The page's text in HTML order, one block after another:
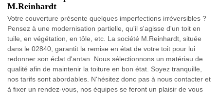
M.Reinhardt
Votre couverture présente quelques imperfections irréversibles ?
Pensez à une modernisation partielle, qu'il s'agisse d'un toit en
tuile, en végétation, en tôle, etc. La société M.Reinhardt, située
dans le 02840, garantit la remise en état de votre toit pour lui
redonner son éclat d'antan. Nous sélectionnons un matériau de
qualité afin de maintenir la toiture en bon état. Soyez tranquille,
nos tarifs sont abordables. N'hésitez donc pas à nous contacter et
à fixer un rendez-vous, nos équipes se feront un plaisir de vous